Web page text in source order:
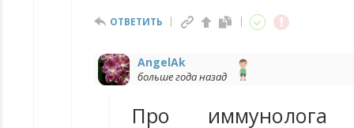
ОТВЕТИТЬ
AngelAk
больше года назад
Про иммунолога